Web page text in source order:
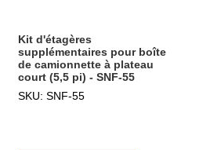
Kit d'étagères
supplémentaires pour boîte
de camionnette à plateau
court (5,5 pi) - SNF-55
SKU: SNF-55